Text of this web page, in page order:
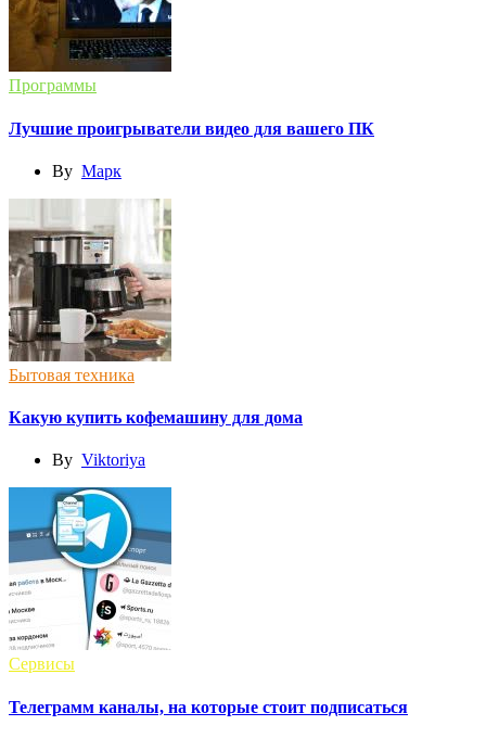
Программы
Лучшие проигрыватели видео для вашего ПК
By Марк
Бытовая техника
Какую купить кофемашину для дома
By Viktoriya
Сервисы
Телеграмм каналы, на которые стоит подписаться